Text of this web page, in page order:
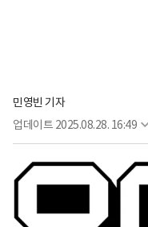
민영빈 기자
업데이트 2025.08.28. 16:49